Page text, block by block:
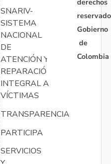
SNARIV-
SISTEMA
NACIONAL
DE
ATENCIÓN Y
REPARACIÓN
INTEGRAL A
VÍCTIMAS
TRANSPARENCIA
PARTICIPA
SERVICIOS
derechos
Gobierno
de
Colombia